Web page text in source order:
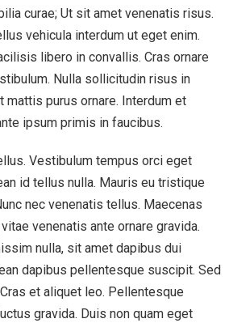
curae; Ut sit amet venenatis risus.
vehicula interdum ut eget enim.
libero in convallis. Cras ornare
Nulla sollicitudin risus in
mattis purus ornare. Interdum et
ipsum primis in faucibus.
Vestibulum tempus orci eget
id tellus nulla. Mauris eu tristique
nec venenatis tellus. Maecenas
venenatis ante ornare gravida.
nulla, sit amet dapibus dui
dapibus pellentesque suscipit. Sed
et aliquet leo. Pellentesque
gravida. Duis non quam eget